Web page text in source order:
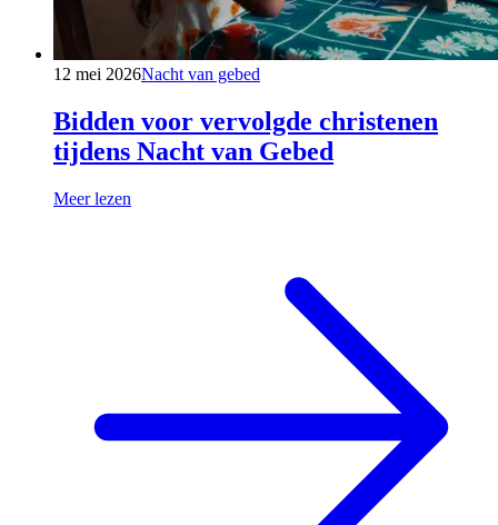
12 mei 2026Nacht van gebed
Bidden voor vervolgde christenen
tijdens Nacht van Gebed
Meer lezen